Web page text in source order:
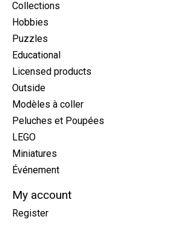
Collections
Hobbies
Puzzles
Educational
Licensed products
Outside
Modèles à coller
Peluches et Poupées
LEGO
Miniatures
Événement
My account
Register